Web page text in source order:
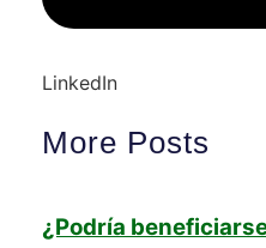
LinkedIn
More Posts
¿Podría